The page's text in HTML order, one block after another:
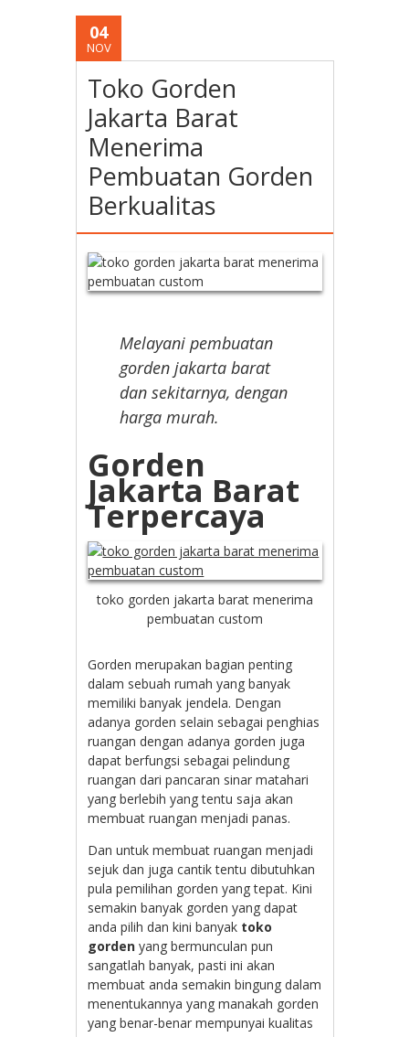
04
NOV
Toko Gorden
Jakarta Barat
Menerima
Pembuatan Gorden
Berkualitas
Melayani pembuatan
gorden jakarta barat
dan sekitarnya, dengan
harga murah.
Gorden
Jakarta Barat
Terpercaya
toko gorden jakarta barat menerima
pembuatan custom
Gorden merupakan bagian penting
dalam sebuah rumah yang banyak
memiliki banyak jendela. Dengan
adanya gorden selain sebagai penghias
ruangan dengan adanya gorden juga
dapat berfungsi sebagai pelindung
ruangan dari pancaran sinar matahari
yang berlebih yang tentu saja akan
membuat ruangan menjadi panas.
Dan untuk membuat ruangan menjadi
sejuk dan juga cantik tentu dibutuhkan
pula pemilihan gorden yang tepat. Kini
semakin banyak gorden yang dapat
anda pilih dan kini banyak toko
gorden yang bermunculan pun
sangatlah banyak, pasti ini akan
membuat anda semakin bingung dalam
menentukannya yang manakah gorden
yang benar-benar mempunyai kualitas